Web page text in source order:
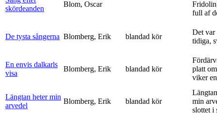
skördeanden
Blom, Oscar
full af
De tysta sångerna Blomberg, Erik blandad kör
Det var
tidiga,
En envis dalkarls
visa
Blomberg, Erik blandad kör
platt
viker
Längtan heter min
arvedel
Blomberg, Erik blandad kör
min
slottet i